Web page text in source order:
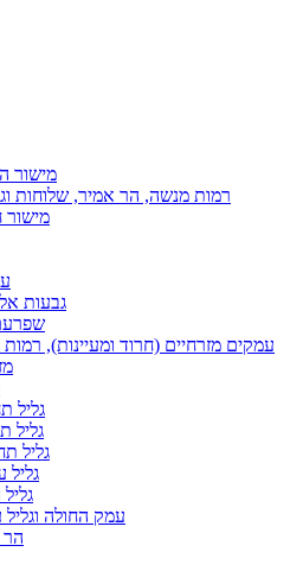
מישור
רמות מנשה, הר אמיר, שלוחות
מישור
גבעות
עמקים מזרחיים (חרוד ומעיינות), רמות
גליל
גליל
גליל
גליל
גליל
עמק החולה וגליל
הר